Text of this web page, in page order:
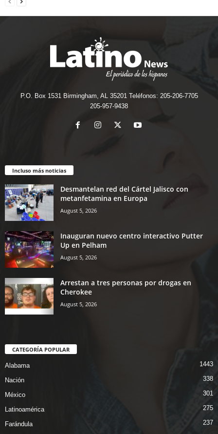
P.O. Box 1531 Birmingham, AL 35201 Teléfonos: 205-206-7705
205-957-9438
Incluso más noticias
Desmantelan red del Cártel Jalisco con
metanfetamina en Europa
August 5, 2026
Inauguran nuevo centro interactivo Putter
Up en Pelham
August 5, 2026
Arrestan a tres personas por drogas en
Cherokee
August 5, 2026
CATEGORÍA POPULAR
Alabama 1443
Nación 338
México 301
Latinoamérica 275
Farándula
237